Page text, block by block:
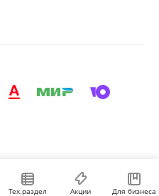
Тех.раздел Акции Для бизнеса